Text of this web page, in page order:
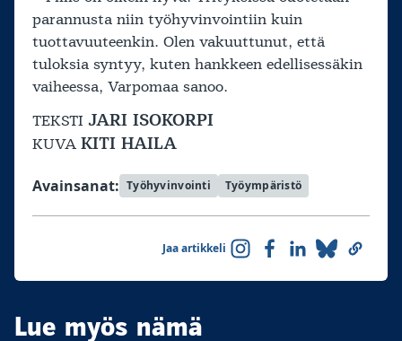
parannusta niin työhyvinvointiin kuin
tuottavuuteenkin. Olen vakuuttunut, että
tuloksia syntyy, kuten hankkeen edellisessäkin
vaiheessa, Varpomaa sanoo.
TEKSTI JARI ISOKORPI
KUVA KITI HAILA
Avainsanat: Työhyvinvointi Työympäristö
Jaa artikkeli
Lue myös nämä